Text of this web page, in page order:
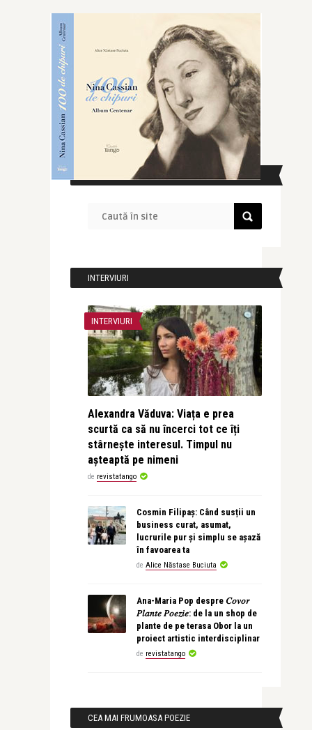
CAUTĂ ÎN SITE
INTERVIURI
INTERVIURI
Alexandra Văduva: Viața e prea
scurtă ca să nu încerci tot ce îți
stârnește interesul. Timpul nu
așteaptă pe nimeni
de revistatango
Cosmin Filipaș: Când susții un
business curat, asumat,
lucrurile pur și simplu se așază
în favoarea ta
de Alice Năstase Buciuta
Ana-Maria Pop despre 𝐶𝑜𝑣𝑜𝑟
𝑃𝑙𝑎𝑛𝑡𝑒 𝑃𝑜𝑒𝑧𝑖𝑒: de la un shop de
plante de pe terasa Obor la un
proiect artistic interdisciplinar
de revistatango
CEA MAI FRUMOASA POEZIE